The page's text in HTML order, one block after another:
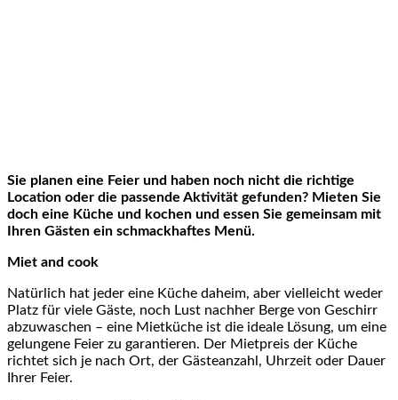
Sie planen eine Feier und haben noch nicht die richtige
Location oder die passende Aktivität gefunden? Mieten Sie
doch eine Küche und kochen und essen Sie gemeinsam mit
Ihren Gästen ein schmackhaftes Menü.
Miet and cook
Natürlich hat jeder eine Küche daheim, aber vielleicht weder
Platz für viele Gäste, noch Lust nachher Berge von Geschirr
abzuwaschen – eine Mietküche ist die ideale Lösung, um eine
gelungene Feier zu garantieren. Der Mietpreis der Küche
richtet sich je nach Ort, der Gästeanzahl, Uhrzeit oder Dauer
Ihrer Feier.